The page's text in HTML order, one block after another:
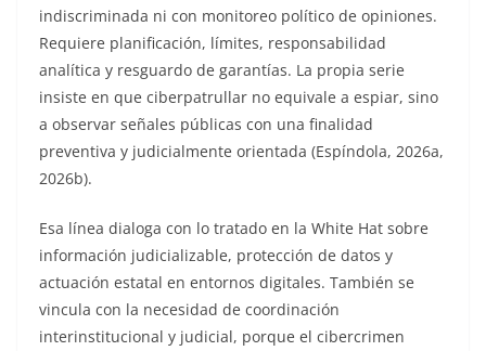
indiscriminada ni con monitoreo político de opiniones.
Requiere planificación, límites, responsabilidad
analítica y resguardo de garantías. La propia serie
insiste en que ciberpatrullar no equivale a espiar, sino
a observar señales públicas con una finalidad
preventiva y judicialmente orientada (Espíndola, 2026a,
2026b).
Esa línea dialoga con lo tratado en la White Hat sobre
información judicializable, protección de datos y
actuación estatal en entornos digitales. También se
vincula con la necesidad de coordinación
interinstitucional y judicial, porque el cibercrimen